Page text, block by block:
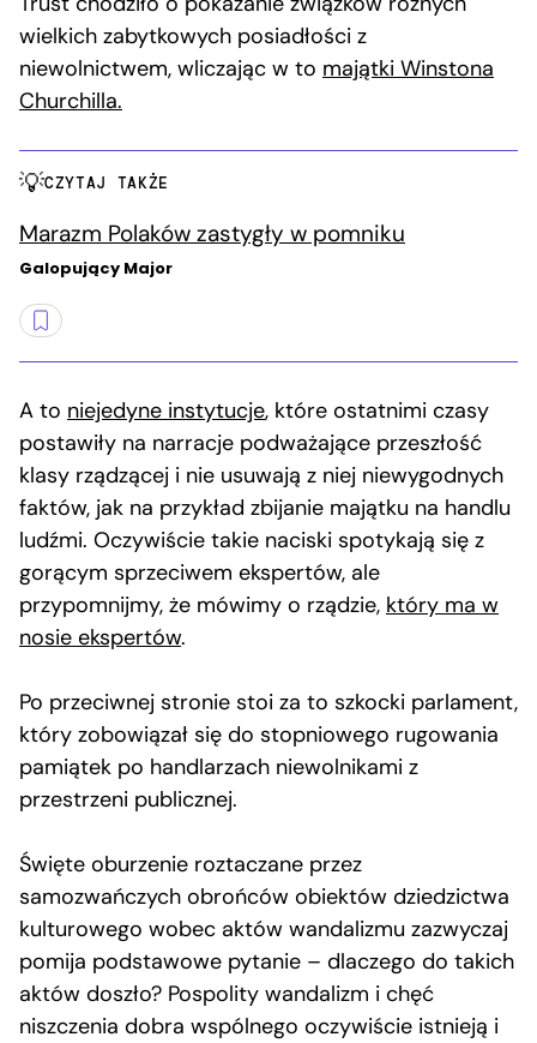
wielkich zabytkowych posiadłości z
niewolnictwem, wliczając w to majątki Winstona
Churchilla.
CZYTAJ TAKŻE
Marazm Polaków zastygły w pomniku
Galopujący Major
A to niejedyne instytucje, które ostatnimi czasy
postawiły na narracje podważające przeszłość
klasy rządzącej i nie usuwają z niej niewygodnych
faktów, jak na przykład zbijanie majątku na handlu
ludźmi. Oczywiście takie naciski spotykają się z
gorącym sprzeciwem ekspertów, ale
przypomnijmy, że mówimy o rządzie, który ma w
nosie ekspertów.
Po przeciwnej stronie stoi za to szkocki parlament,
który zobowiązał się do stopniowego rugowania
pamiątek po handlarzach niewolnikami z
przestrzeni publicznej.
Święte oburzenie roztaczane przez
samozwańczych obrońców obiektów dziedzictwa
kulturowego wobec aktów wandalizmu zazwyczaj
pomija podstawowe pytanie – dlaczego do takich
aktów doszło? Pospolity wandalizm i chęć
niszczenia dobra wspólnego oczywiście istnieją i